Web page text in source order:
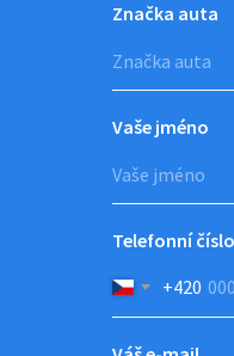
Značka auta
Vaše jméno
Telefonní číslo
+420